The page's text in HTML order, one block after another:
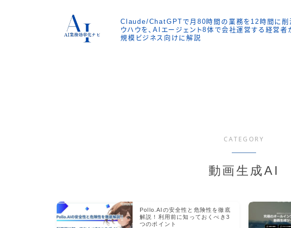
Claude/ChatGPTで月80時間の業務を12時間に削
ウハウを、AIエージェント8体で会社運営する経営者
規模ビジネス向けに解説
CATEGORY
動画生成AI
Pollo.AIの安全性と危険性を徹底
解説！利用前に知っておくべき3
つのポイント